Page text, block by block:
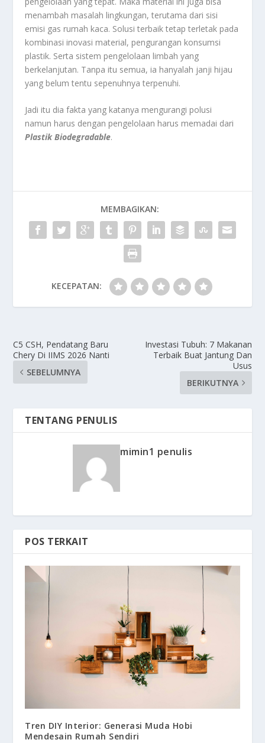
menambah masalah lingkungan, terutama dari sisi
emisi gas rumah kaca. Solusi terbaik tetap terletak pada
kombinasi inovasi material, pengurangan konsumsi
plastik. Serta sistem pengelolaan limbah yang
berkelanjutan. Tanpa itu semua, ia hanyalah janji hijau
yang belum tentu sepenuhnya terpenuhi.
Jadi itu dia fakta yang katanya mengurangi polusi
namun harus dengan pengelolaan harus memadai dari
Plastik Biodegradable.
MEMBAGIKAN:
KECEPATAN:
C5 CSH, Pendatang Baru
Chery Di IIMS 2026 Nanti
SEBELUMNYA
Investasi Tubuh: 7 Makanan
Terbaik Buat Jantung Dan
Usus
BERIKUTNYA
TENTANG PENULIS
mimin1 penulis
POS TERKAIT
Tren DIY Interior: Generasi Muda Hobi
Mendesain Rumah Sendiri